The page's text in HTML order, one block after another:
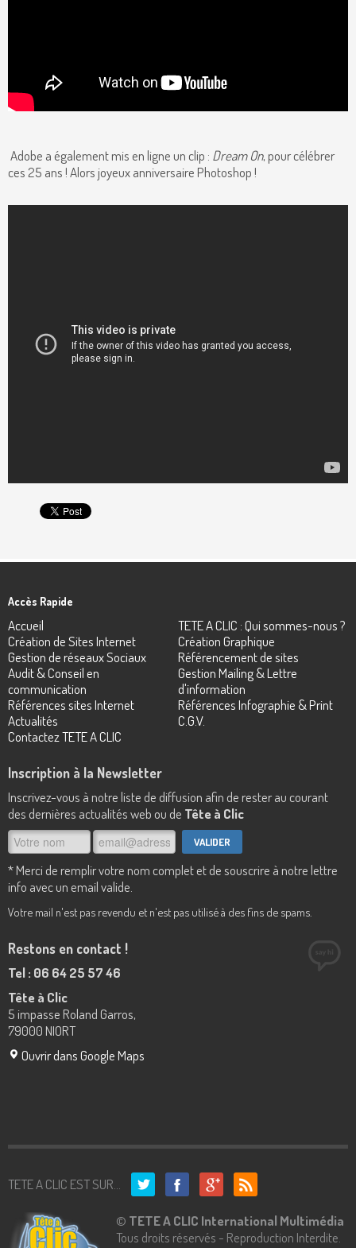
Adobe a également mis en ligne un clip : Dream On, pour célébrer
ces 25 ans ! Alors joyeux anniversaire Photoshop !
Accès Rapide
Accueil
TETE A CLIC : Qui sommes-nous ?
Création de Sites Internet
Création Graphique
Gestion de réseaux Sociaux
Référencement de sites
Audit & Conseil en
communication
Gestion Mailing & Lettre
d'information
Références sites Internet
Références Infographie & Print
Actualités
C.G.V.
Contactez TETE A CLIC
Inscription à la Newsletter
Inscrivez-vous à notre liste de diffusion afin de rester au courant
des dernières actualités web ou de Tête à Clic
* Merci de remplir votre nom complet et de souscrire à notre lettre
info avec un email valide.
Votre mail n'est pas revendu et n'est pas utilisé à des fins de spams.
Restons en contact !
Tel : 06 64 25 57 46
Tête à Clic
5 impasse Roland Garros,
79000 NIORT
Ouvrir dans Google Maps
TETE A CLIC EST SUR...
© TETE A CLIC International Multimédia
Tous droits réservés - Reproduction Interdite.